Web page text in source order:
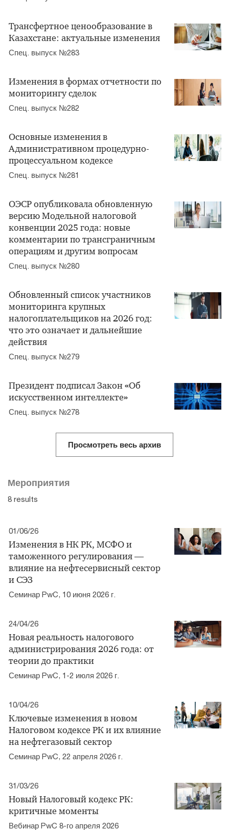
Трансфертное ценообразование в
Казахстане: актуальные изменения
Спец. выпуск №283
Изменения в формах отчетности по
мониторингу сделок
Спец. выпуск №282
Основные изменения в
Административном процедурно-
процессуальном кодексе
Спец. выпуск №281
ОЭСР опубликовала обновленную
версию Модельной налоговой
конвенции 2025 года: новые
комментарии по трансграничным
операциям и другим вопросам
Спец. выпуск №280
Обновленный список участников
мониторинга крупных
налогоплательщиков на 2026 год:
что это означает и дальнейшие
действия
Спец. выпуск №279
Президент подписал Закон «Об
искусственном интеллекте»
Спец. выпуск №278
Просмотреть весь архив
Мероприятия
8 results
01/06/26
Изменения в НК РК, МСФО и
таможенного регулирования —
влияние на нефтесервисный сектор
и СЭЗ
Семинар PwC, 10 июня 2026 г.
24/04/26
Новая реальность налогового
администрирования 2026 года: от
теории до практики
Семинар PwC, 1-2 июля 2026 г.
10/04/26
Ключевые изменения в новом
Налоговом кодексе РК и их влияние
на нефтегазовый сектор
Семинар PwC, 22 апреля 2026 г.
31/03/26
Новый Налоговый кодекс РК:
критичные моменты
Вебинар PwC 8-го апреля 2026